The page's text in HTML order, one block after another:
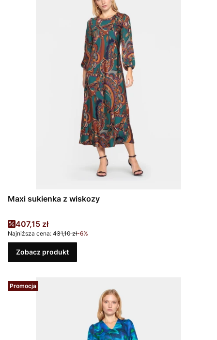
Maxi sukienka z wiskozy
Cena promocyjna
407,15 zł
Najniższa cena: 431,10 zł-6%
Zobacz produkt
Promocja